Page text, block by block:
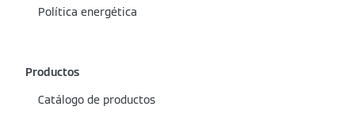
Política energética
Productos
Catálogo de productos